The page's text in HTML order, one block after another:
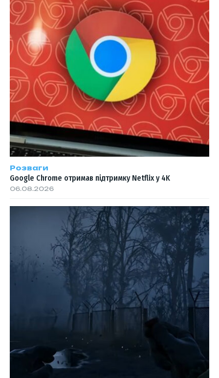
Розваги
Google Chrome отримав підтримку Netflix у 4K
06.08.2026